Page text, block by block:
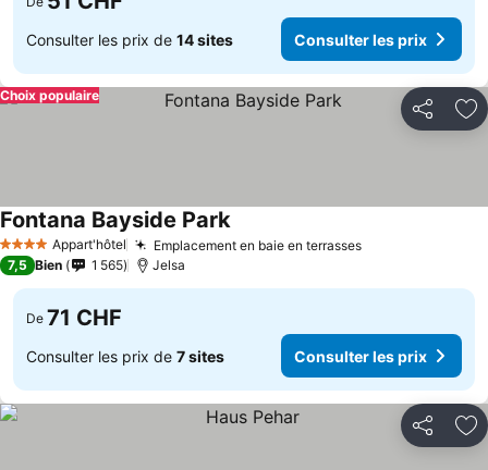
Consulter les prix de 14 sites Consulter les prix
Partager
Choix populaire
4 Étoiles Appart'hôtel Emplacement en baie en terrasses
Fontana Bayside Park
7,5 Bien 1 565 Jelsa
De 71 CHF
Consulter les prix de 7 sites Consulter les prix
Partager